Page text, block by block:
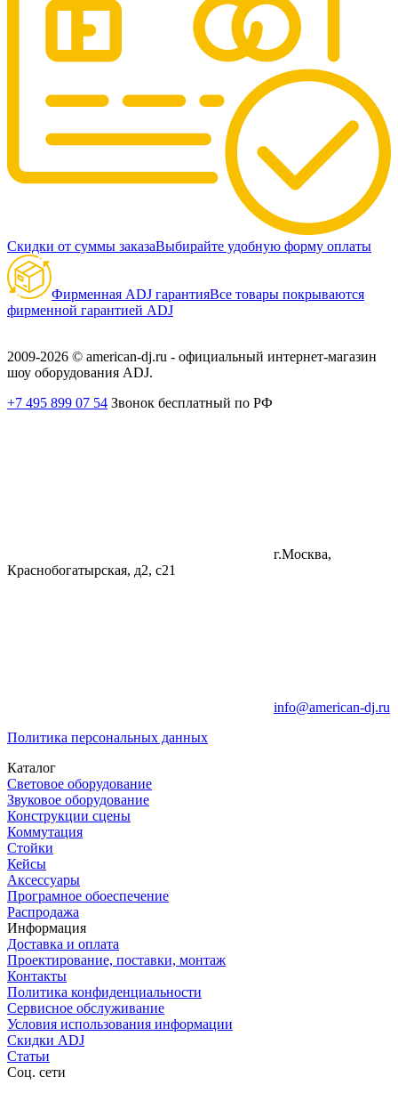
Скидки от суммы заказаВыбирайте удобную форму оплаты
Фирменная ADJ гарантияВсе товары покрываются
фирменной гарантией ADJ
2009-2026 © american-dj.ru - официальный интернет-магазин
шоу оборудования ADJ.
+7 495 899 07 54 Звонок бесплатный по РФ
г.Москва,
Краснобогатырская, д2, с21
info@american-dj.ru
Политика персональных данных
Каталог
Световое оборудование
Звуковое оборудование
Конструкции сцены
Коммутация
Стойки
Кейсы
Аксессуары
Програмное обоеспечение
Распродажа
Информация
Доставка и оплата
Проектирование, поставки, монтаж
Контакты
Политика конфиденциальности
Сервисное обслуживание
Условия использования информации
Скидки ADJ
Статьи
Соц. сети